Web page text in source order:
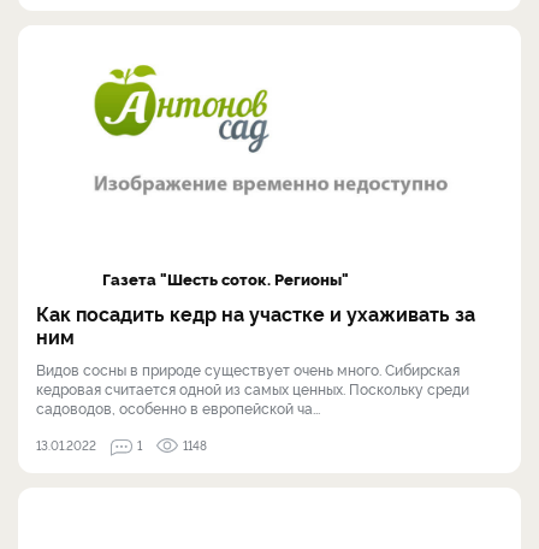
Газета "Шесть соток. Регионы"
Как посадить кедр на участке и ухаживать за
ним
Видов сосны в природе существует очень много. Сибирская
кедровая считается одной из самых ценных. Поскольку среди
садоводов, особенно в европейской ча...
13.01.2022 1 1148